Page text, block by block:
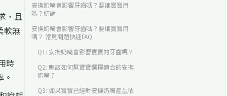
，且
軟無
時
安撫奶嘴會影響牙齒嗎？要讓寶寶用
嗎？結論
安撫奶嘴會影響牙齒嗎？要讓寶寶用
嗎？ 常見問題快速FAQ
Q1: 安撫奶嘴會影響寶寶的牙齒嗎？
Q2: 應該如何幫寶寶選擇適合的安撫
奶嘴？
Q3: 如果寶寶已經對安撫奶嘴產生依